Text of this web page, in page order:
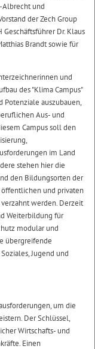
Albrecht und
der Zech Group
Dr. Klaus
Brandt sowie für
und
des "Klima Campus"
Potenziale auszubauen,
Aus- und
Campus soll den
im Land
stehen hier die
den Bildungsorten der
öffentlichen und privaten
werden. Derzeit
Weiterbildung für
modular und
übergreifende
Jugend und
um die
Der Schlüssel,
Wirtschafts- und
Einen